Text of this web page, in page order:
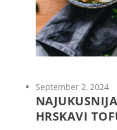
September 2, 2024
HRSKAVI